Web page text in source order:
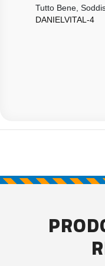
Tutto Bene,
DANIELVITAL-4